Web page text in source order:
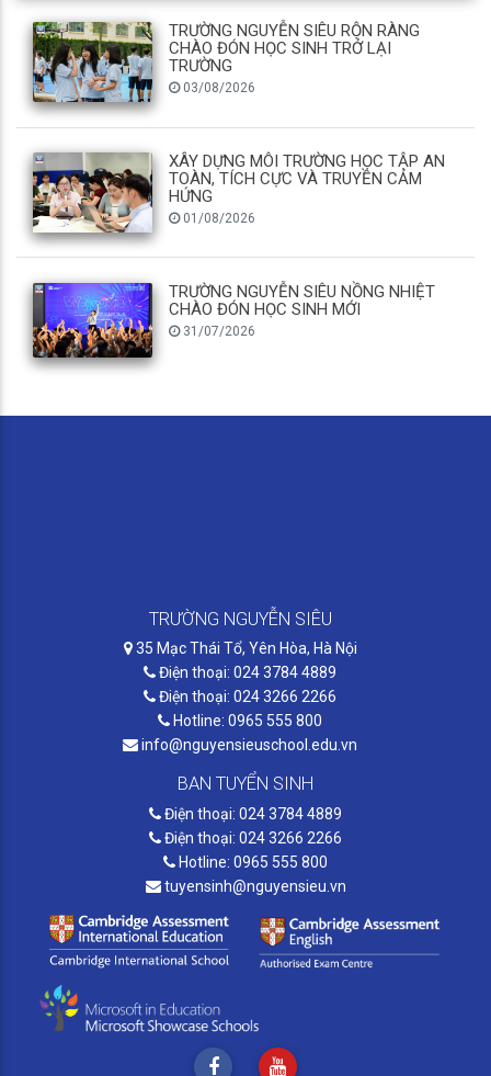
TRƯỜNG NGUYỄN SIÊU RỘN RÀNG
CHÀO ĐÓN HỌC SINH TRỞ LẠI
TRƯỜNG
03/08/2026
XÂY DỰNG MÔI TRƯỜNG HỌC TẬP AN
TOÀN, TÍCH CỰC VÀ TRUYỀN CẢM
HỨNG
01/08/2026
TRƯỜNG NGUYỄN SIÊU NỒNG NHIỆT
CHÀO ĐÓN HỌC SINH MỚI
31/07/2026
TRƯỜNG NGUYỄN SIÊU
35 Mạc Thái Tổ, Yên Hòa, Hà Nội
Điện thoại: 024 3784 4889
Điện thoại: 024 3266 2266
Hotline: 0965 555 800
info@nguyensieuschool.edu.vn
BAN TUYỂN SINH
Điện thoại: 024 3784 4889
Điện thoại: 024 3266 2266
Hotline: 0965 555 800
tuyensinh@nguyensieu.vn